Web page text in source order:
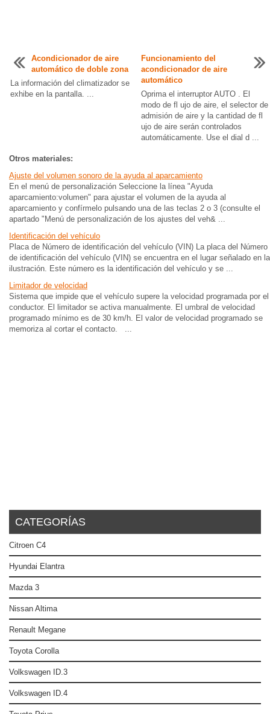
Acondicionador de aire
automático de doble zona
La información del climatizador se
exhibe en la pantalla. ...
Funcionamiento del
acondicionador de aire
automático
Oprima el interruptor AUTO . El
modo de fl ujo de aire, el selector de
admisión de aire y la cantidad de fl
ujo de aire serán controlados
automáticamente. Use el dial d ...
Otros materiales:
Ajuste del volumen sonoro de la ayuda al aparcamiento
En el menú de personalización Seleccione la línea "Ayuda
aparcamiento:volumen" para ajustar el volumen de la ayuda al
aparcamiento y confírmelo pulsando una de las teclas 2 o 3 (consulte el
apartado "Menú de personalización de los ajustes del veh& ...
Identificación del vehículo
Placa de Número de identificación del vehículo (VIN) La placa del Número
de identificación del vehículo (VIN) se encuentra en el lugar señalado en la
ilustración. Este número es la identificación del vehículo y se ...
Limitador de velocidad
Sistema que impide que el vehículo supere la velocidad programada por el
conductor. El limitador se activa manualmente. El umbral de velocidad
programado mínimo es de 30 km/h. El valor de velocidad programado se
memoriza al cortar el contacto. ...
CATEGORÍAS
Citroen C4
Hyundai Elantra
Mazda 3
Nissan Altima
Renault Megane
Toyota Corolla
Volkswagen ID.3
Volkswagen ID.4